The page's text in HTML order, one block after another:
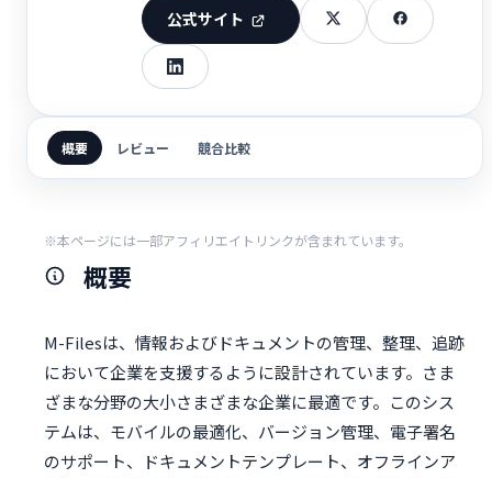
公式サイト
概要 レビュー 競合比較
※本ページには一部アフィリエイトリンクが含まれています。
概要
M-Filesは、情報およびドキュメントの管理、整理、追跡
において企業を支援するように設計されています。さま
ざまな分野の大小さまざまな企業に最適です。このシス
テムは、モバイルの最適化、バージョン管理、電子署名
のサポート、ドキュメントテンプレート、オフラインア